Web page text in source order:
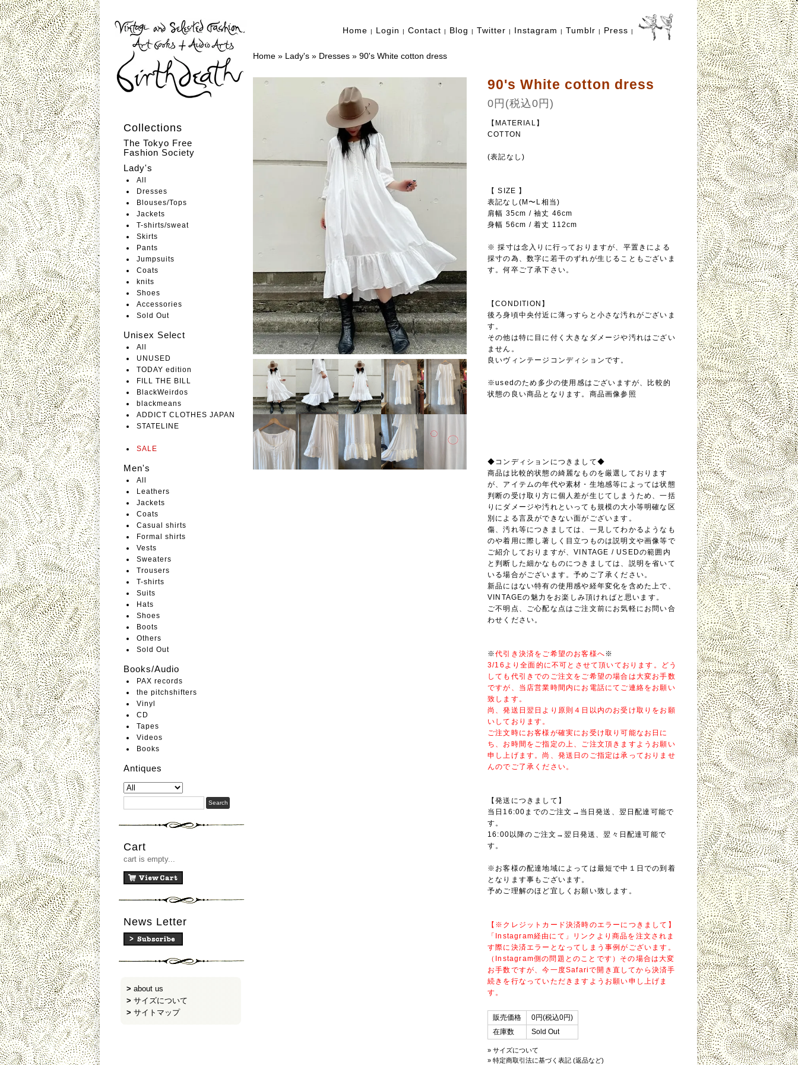
Collections
The Tokyo Free
Fashion Society
Lady's
All
Dresses
Blouses/Tops
Jackets
T-shirts/sweat
Skirts
Pants
Jumpsuits
Coats
knits
Shoes
Accessories
Sold Out
Unisex Select
All
UNUSED
TODAY edition
FILL THE BILL
BlackWeirdos
blackmeans
ADDICT CLOTHES JAPAN
STATELINE
SALE
Men's
All
Leathers
Jackets
Coats
Casual shirts
Formal shirts
Vests
Sweaters
Trousers
T-shirts
Suits
Hats
Shoes
Boots
Others
Sold Out
Books/Audio
PAX records
the pitchshifters
Vinyl
CD
Tapes
Videos
Books
Antiques
Cart
cart is empty...
News Letter
> about us
> サイズについて
> サイトマップ
Home | Login | Contact | Blog | Twitter | Instagram | Tumblr | Press |
Home » Lady's » Dresses » 90's White cotton dress
90's White cotton dress
0円(税込0円)
【MATERIAL】
COTTON
(表記なし)
【 SIZE 】
表記なし(M〜L相当)
肩幅 35cm / 袖丈 46cm
身幅 56cm / 着丈 112cm
※ 採寸は念入りに行っておりますが、平置きによる
採寸の為、数字に若干のずれが生じることもございま
す。何卒ご了承下さい。
【CONDITION】
後ろ身頃中央付近に薄っすらと小さな汚れがございま
す。
その他は特に目に付く大きなダメージや汚れはござい
ません。
良いヴィンテージコンディションです。
※usedのため多少の使用感はございますが、比較的
状態の良い商品となります。商品画像参照
◆コンディションにつきまして◆
商品は比較的状態の綺麗なものを厳選しております
が、アイテムの年代や素材・生地感等によっては状態
判断の受け取り方に個人差が生じてしまうため、一括
りにダメージや汚れといっても規模の大小等明確な区
別による言及ができない面がございます。
傷、汚れ等につきましては、一見してわかるようなも
のや着用に際し著しく目立つものは説明文や画像等で
ご紹介しておりますが、VINTAGE / USEDの範囲内
と判断した細かなものにつきましては、説明を省いて
いる場合がございます。予めご了承ください。
新品にはない特有の使用感や経年変化を含めた上で、
VINTAGEの魅力をお楽しみ頂ければと思います。
ご不明点、ご心配な点はご注文前にお気軽にお問い合
わせください。
※代引き決済をご希望のお客様へ※
3/16より全面的に不可とさせて頂いております。どう
しても代引きでのご注文をご希望の場合は大変お手数
ですが、当店営業時間内にお電話にてご連絡をお願い
致します。
尚、発送日翌日より原則４日以内のお受け取りをお願
いしております。
ご注文時にお客様が確実にお受け取り可能なお日に
ち、お時間をご指定の上、ご注文頂きますようお願い
申し上げます。尚、発送日のご指定は承っておりませ
んのでご了承ください。
【発送につきまして】
当日16:00までのご注文→当日発送、翌日配達可能で
す。
16:00以降のご注文→翌日発送、翌々日配達可能で
す。
※お客様の配達地域によっては最短で中１日での到着
となります事もございます。
予めご理解のほど宜しくお願い致します。
【※クレジットカード決済時のエラーにつきまして】
「Instagram経由にて」リンクより商品を注文されま
す際に決済エラーとなってしまう事例がございます。
（Instagram側の問題とのことです）その場合は大変
お手数ですが、今一度Safariで開き直してから決済手
続きを行なっていただきますようお願い申し上げま
す。
販売価格
0円(税込0円)
在庫数
Sold Out
» サイズについて
» 特定商取引法に基づく表記 (返品など)